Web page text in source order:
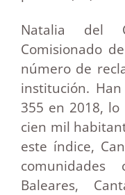
Natalia del
Comisionado
número de
institución.
355 en 2018,
cien mil
este índice,
comunidades
Baleares,